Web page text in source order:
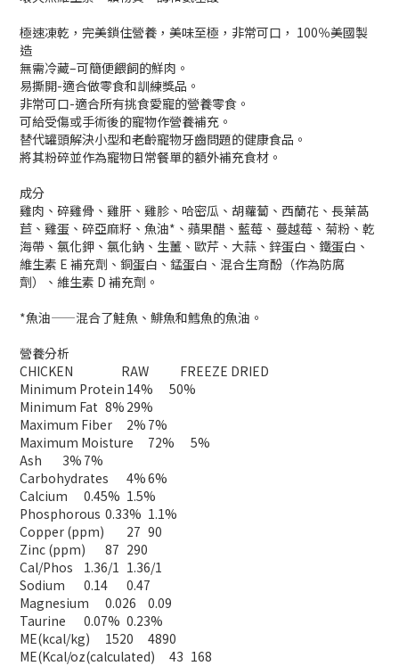
極速凍乾，完美鎖住營養，美味至極，非常可口， 100％美國製
造
無需冷藏–可簡便餵飼的鮮肉。
易撕開-適合做零食和訓練獎品。
非常可口-適合所有挑食愛寵的營養零食。
可給受傷或手術後的寵物作營養補充。
替代罐頭解決小型和老齡寵物牙齒問題的健康食品。
將其粉碎並作為寵物日常餐單的額外補充食材。
成分
雞肉、碎雞骨、雞肝、雞胗、哈密瓜、胡蘿蔔、西蘭花、長葉萵
苣、雞蛋、碎亞麻籽、魚油*、蘋果醋、藍莓、蔓越莓、菊粉、乾
海帶、氯化鉀、氯化鈉、生薑、歐芹、大蒜、鋅蛋白、鐵蛋白、
維生素 E 補充劑、銅蛋白、錳蛋白、混合生育酚（作為防腐
劑）、維生素 D 補充劑。
*魚油——混合了鮭魚、鯡魚和鱈魚的魚油。
營養分析
CHICKEN
RAW
FREEZE DRIED
Minimum Protein 14%
50%
Minimum Fat 8% 29%
Maximum Fiber
2% 7%
Maximum Moisture
72%
5%
Ash
3% 7%
Carbohydrates
4%6%
Calcium
0.45% 1.5%
Phosphorous 0.33% 1.1%
Copper (ppm)
27 90
Zinc (ppm)
87 290
Cal/Phos
1.36/1 1.36/1
Sodium
0.14
0.47
Magnesium
0.026
0.09
Taurine
0.07% 0.23%
ME(kcal/kg)
1520
4890
ME(Kcal/oz(calculated)
43 168